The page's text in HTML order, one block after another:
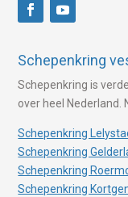
Schepenkring
Schepenkring is
over heel Nederland.
Schepenkring
Schepenkring
Schepenkring
Schepenkring